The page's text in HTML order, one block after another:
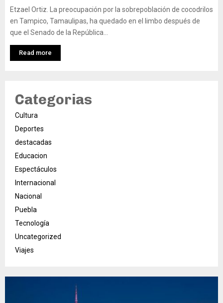
Etzael Ortiz. La preocupación por la sobrepoblación de cocodrilos
en Tampico, Tamaulipas, ha quedado en el limbo después de
que el Senado de la República...
Read more
Categorias
Cultura
Deportes
destacadas
Educacion
Espectáculos
Internacional
Nacional
Puebla
Tecnología
Uncategorized
Viajes